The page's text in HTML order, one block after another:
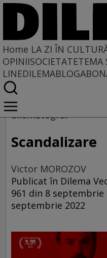
Home LA ZI ÎN
OPINIISOCIETATETEMA
LINEDILEMABLOG
Home
La zi în cultură
dilematograf
Scandalizare
Victor MOROZOV
Publicat în Dilema
961 din 8 septembrie
septembrie 2022